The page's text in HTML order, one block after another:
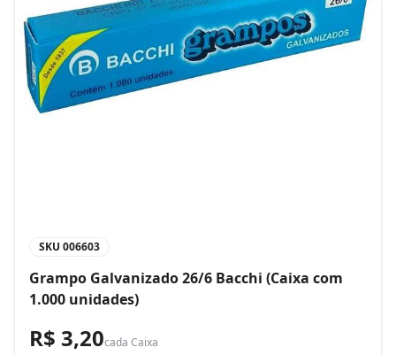
SKU 006603
Grampo Galvanizado 26/6 Bacchi (Caixa com
1.000 unidades)
R$ 3,20cada Caixa